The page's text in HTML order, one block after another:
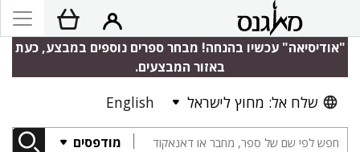
"אודיסיאה" עכשיו בהנחה! מבחר ספרים נוספים במבצע, כעת
באזור המבצעים.
שלח אל: מחוץ לישראל English
מודפסים